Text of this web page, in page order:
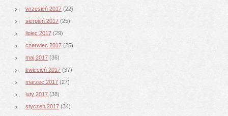
wrzesień 2017 (22)
sierpień 2017 (25)
lipiec 2017 (29)
czerwiec 2017 (25)
maj 2017 (36)
kwiecień 2017 (37)
marzec 2017 (27)
luty 2017 (38)
styczeń 2017 (34)